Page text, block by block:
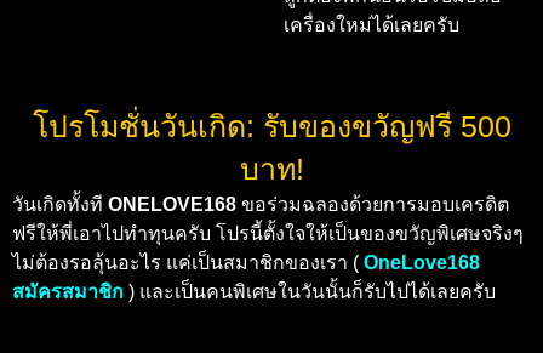
เครื่องใหม่ได้เลยครับ
โปรโมชั่นวันเกิด: รับของขวัญฟรี 500
บาท!
วันเกิดทั้งที ONELOVE168 ขอร่วมฉลองด้วยการมอบเครดิต
ฟรีให้พี่เอาไปทำทุนครับ โปรนี้ตั้งใจให้เป็นของขวัญพิเศษจริงๆ
ไม่ต้องรอลุ้นอะไร แค่เป็นสมาชิกของเรา ( OneLove168
สมัครสมาชิก ) และเป็นคนพิเศษในวันนั้นก็รับไปได้เลยครับ